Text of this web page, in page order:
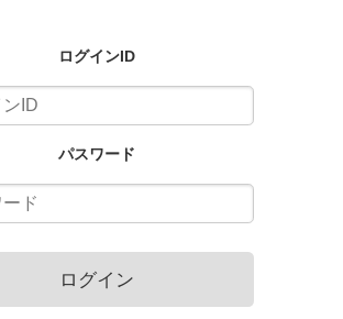
ログインID
パスワード
ログイン